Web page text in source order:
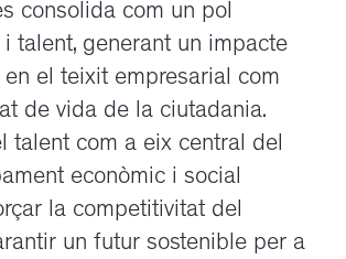
consolida com un pol
i talent, generant un impacte
el teixit empresarial com
de vida de la ciutadania.
talent com a eix central del
econòmic i social
la competitivitat del
un futur sostenible per a